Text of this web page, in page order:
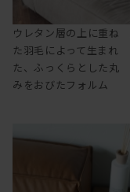
ウレタン層の上に重ね
た羽毛によって生まれ
た、ふっくらとした丸
みをおびたフォルム